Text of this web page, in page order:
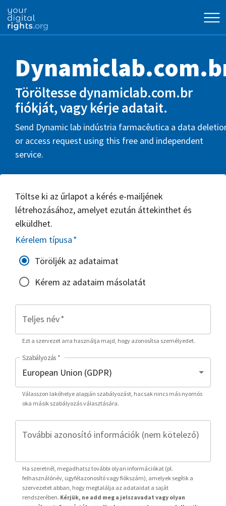
Töröltesse dynamiclab.com.br
fiókját, vagy kérje adatait.
Send Dynamic lab indústria farmacêutica a data
or access request using this free and independent
service.
Töltse ki az űrlapot a kérés e-mailjének
létrehozásához, amelyet ezután áttekinthet és
elküldhet.
Kérelem típusa*
Töröljék az adataimat
Kérem az adataim másolatát
Teljes név*
Ezt a szervezet arra használja majd, hogy azonosítsa személyedet.
Szabályozás *
Válasszon lakóhelye alapján szabályozást, hacsak nincs más nyomós
oka másik szabályozás választására.
További azonosító információk (nem kötelező)
Ha szeretnél, megadhatsz további olyan információkat (pl.
felhasználónév, ügyfélazonosító vagy fiókszám), amelyek segítik a
szervezetet abban, hogy megtalálja az adataidat a saját
rendszerében. Kérjük, ne add meg a jelszavadat vagy olyan